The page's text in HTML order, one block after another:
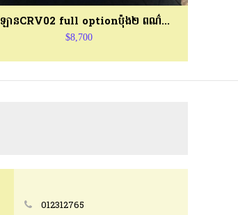
លក់ឡានCRV02 full optionប៉ុង២ ពណ៌ទឹកប្រាក់
$8,700
012312765